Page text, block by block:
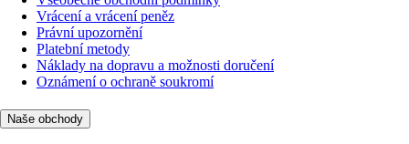
Vrácení a vrácení peněz
Právní upozornění
Platební metody
Náklady na dopravu a možnosti doručení
Oznámení o ochraně soukromí
Naše obchody